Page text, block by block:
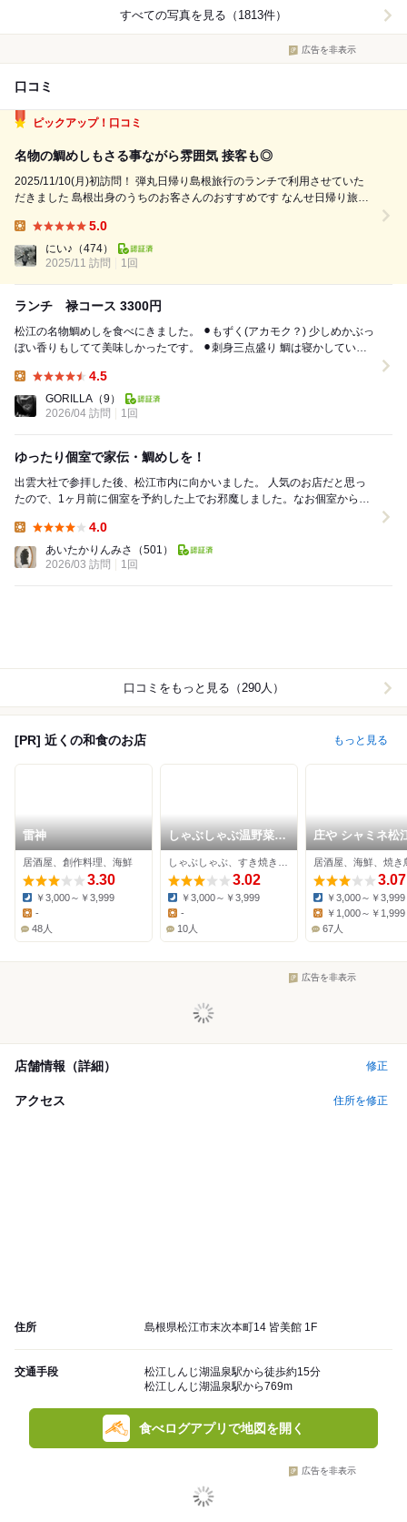
すべての写真を見る（1813件）
広告を非表示
口コミ
ピックアップ！口コミ
名物の鯛めしもさる事ながら雰囲気 接客も◎
2025/11/10(月)初訪問！ 弾丸日帰り島根旅行のランチで利用させていた
だきました 島根出身のうちのお客さんのおすすめです なんせ日帰り旅行
5.0
にい♪ （474）
2025/11 訪問
1回
ランチ 禄コース 3300円
松江の名物鯛めしを食べにきました。 ⚫︎もずく(アカモク？) 少しめかぶっ
ぼい香りもしてて美味しかったです。 ⚫︎刺身三点盛り 鯛は寝かしていて
4.5
GORILLA （9）
2026/04 訪問
1回
ゆったり個室で家伝・鯛めしを！
出雲大社で参拝した後、松江市内に向かいました。 人気のお店だと思っ
たので、1ヶ月前に個室を予約した上でお邪魔しました。なお個室からは
4.0
あいたかりんみさ
（501）
2026/03 訪問
1回
口コミをもっと見る（290人）
[PR] 近くの和食のお店 もっと見る
雷神
居酒屋、創作料理、海鮮
3.30
Dinner:
￥3,000～￥3,999
Lunch:
-
48人
しゃぶしゃぶ温野菜
松江駅前店
3.02
Dinner:
￥3,000～￥3,999
Lunch:
-
10人
庄や シャミネ松
居酒屋、海鮮、焼き
3.07
Dinner:
￥3,000～￥3,999
Lunch:
￥1,000～￥1,999
67人
広告を非表示
店舗情報（詳細） 修正
アクセス 住所を修正
住所 島根県松江市末次本町14 皆美館 1F
交通手段
松江しんじ湖温泉駅から徒歩約15分
松江しんじ湖温泉駅から769m
食べログアプリで地図を開く
広告を非表示